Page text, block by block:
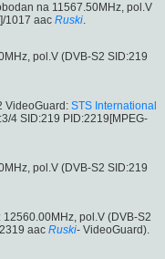
na 11567.50MHz, pol.V
1017 aac Ruski.
pol.V (DVB-S2 SID:219
VideoGuard: STS International
4 SID:219 PID:2219[MPEG-
pol.V (DVB-S2 SID:219
: 12560.00MHz, pol.V (DVB-S2
aac Ruski- VideoGuard).